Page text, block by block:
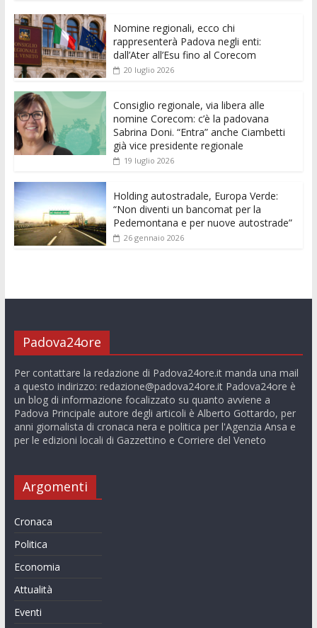
e
b
o
o
k
itt
er l s
A
p
p
ss
e
n
er
di
t
k
e
dI
di
vi
Nomine regionali, ecco chi
rappresenterà Padova negli enti:
dall’Ater all’Esu fino al Corecom
20 luglio 2026
Consiglio regionale, via libera alle
nomine Corecom: c’è la padovana
Sabrina Doni. “Entra” anche Ciambetti
già vice presidente regionale
19 luglio 2026
Holding autostradale, Europa Verde:
“Non diventi un bancomat per la
Pedemontana e per nuove autostrade”
26 gennaio 2026
Padova24ore
Per contattare la redazione di Padova24ore.it manda una mail
a questo indirizzo: redazione@padova24ore.itPadova24ore è
un blog di informazione focalizzato su quanto avviene a
Padova Principale autore degli articoli è Alberto Gottardo, per
anni giornalista di cronaca nera e politica per l'Agenzia Ansa e
per le edizioni locali di Gazzettino e Corriere del Veneto
Argomenti
Cronaca
Politica
Economia
Attualità
Eventi